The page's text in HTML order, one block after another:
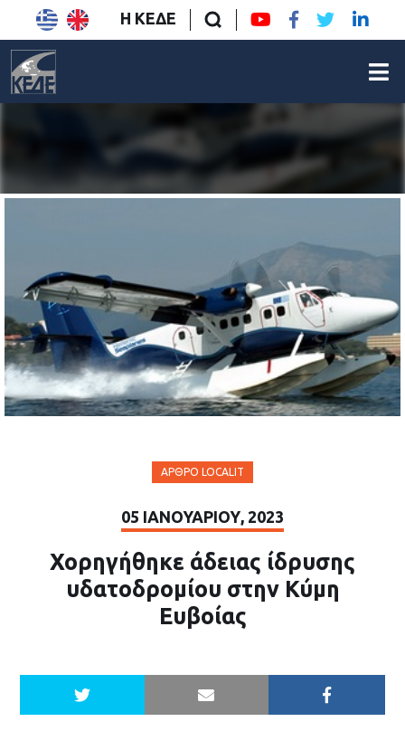
Η ΚΕΔΕ
ΆΡΘΡΟ LOCALIT
05 ΙΑΝΟΥΑΡΊΟΥ, 2023
Χορηγήθηκε άδειας ίδρυσης
υδατοδρομίου στην Κύμη
Ευβοίας